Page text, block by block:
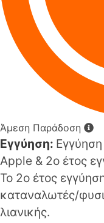
Άμεση Παράδοση
Εγγύηση:
Apple & 2ο έτος
Το 2ο έτος
καταναλωτές/
λιανικής.